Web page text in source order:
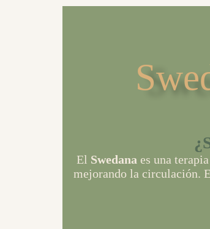
El Swedana es una
mejorando la circulación.